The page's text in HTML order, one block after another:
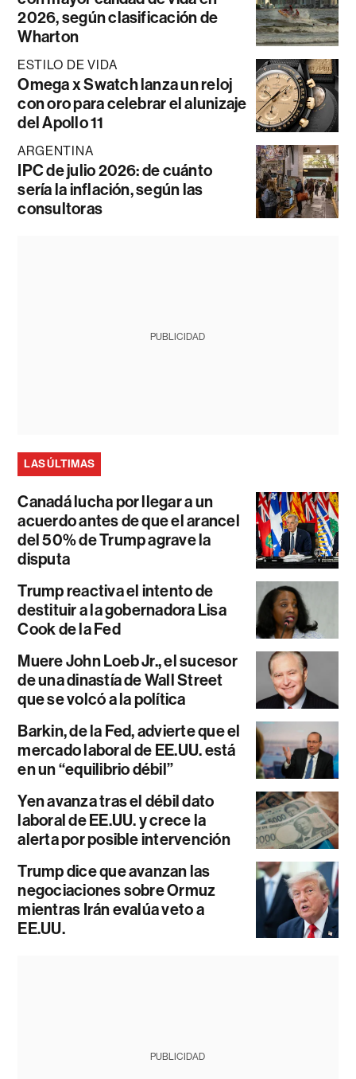
2026, según clasificación de
Wharton
ESTILO DE VIDA
Omega x Swatch lanza un reloj
con oro para celebrar el alunizaje
del Apollo 11
ARGENTINA
IPC de julio 2026: de cuánto
sería la inflación, según las
consultoras
PUBLICIDAD
LAS ÚLTIMAS
Canadá lucha por llegar a un
acuerdo antes de que el arancel
del 50% de Trump agrave la
disputa
Trump reactiva el intento de
destituir a la gobernadora Lisa
Cook de la Fed
Muere John Loeb Jr., el sucesor
de una dinastía de Wall Street
que se volcó a la política
Barkin, de la Fed, advierte que el
mercado laboral de EE.UU. está
en un “equilibrio débil”
Yen avanza tras el débil dato
laboral de EE.UU. y crece la
alerta por posible intervención
Trump dice que avanzan las
negociaciones sobre Ormuz
mientras Irán evalúa veto a
EE.UU.
PUBLICIDAD